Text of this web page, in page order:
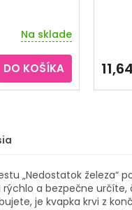
Na sklade
DO KOŠÍKA
je
5,0
„Nedostatok železa“
rýchlo a bezpečne
je kvapka krvi z